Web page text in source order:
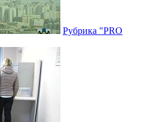
Рубрика "PRO